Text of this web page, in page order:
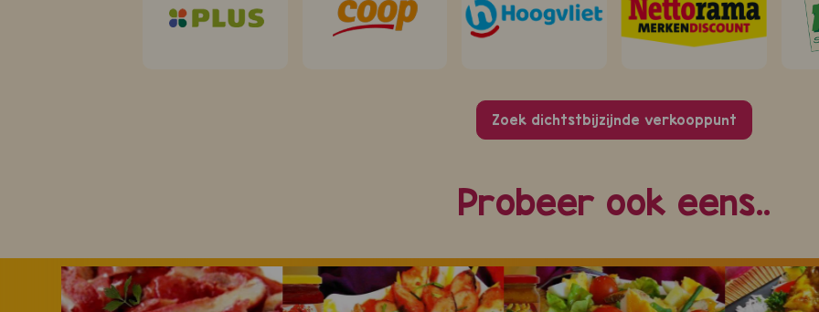
Zoek dichtstbijzijnde verkooppunt
Probeer ook eens..